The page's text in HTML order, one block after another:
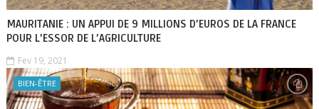
MAURITANIE : UN APPUI DE 9 MILLIONS D’EUROS DE LA FRANCE
POUR L’ESSOR DE L’AGRICULTURE
Fev 19, 2021
BIEN-ÊTRE